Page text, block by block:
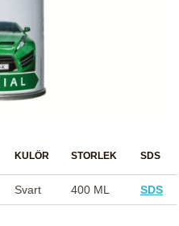
KULÖR STORLEK SDS
Svart 400 ML SDS